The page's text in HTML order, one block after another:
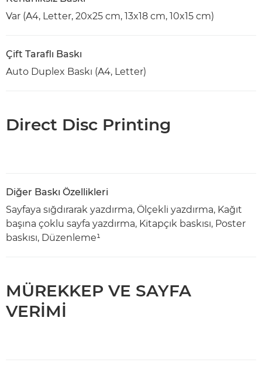
Var (A4, Letter, 20x25 cm, 13x18 cm, 10x15 cm)
Çift Taraflı Baskı
Auto Duplex Baskı (A4, Letter)
Direct Disc Printing
Diğer Baskı Özellikleri
Sayfaya sığdırarak yazdırma, Ölçekli yazdırma, Kağıt
başına çoklu sayfa yazdırma, Kitapçık baskısı, Poster
baskısı, Düzenleme¹
MÜREKKEP VE SAYFA
VERİMİ